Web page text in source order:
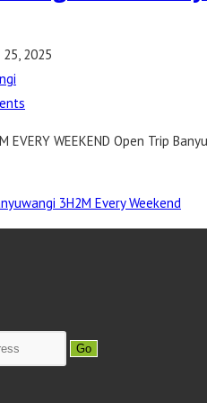
2025
EVERY WEEKEND Open Trip
3H2M Every Weekend
Go